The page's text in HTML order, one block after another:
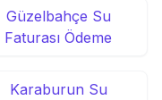
Güzelbahçe Su
Faturası Ödeme
Karaburun Su